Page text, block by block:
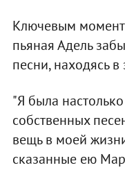
Ключевым
пьяная Адель
песни, находясь
"Я была
собственных
вещь в моей
сказанные ею